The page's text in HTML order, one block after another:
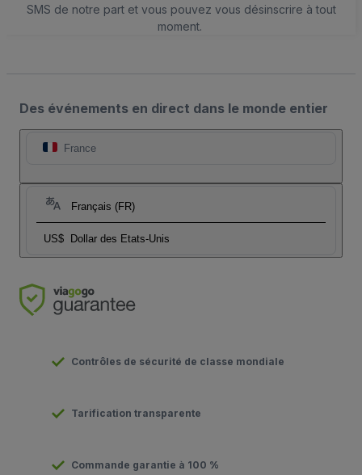
SMS de notre part et vous pouvez vous désinscrire à tout
moment.
Des événements en direct dans le monde entier
France
Français (FR)
US$ Dollar des Etats-Unis
Contrôles de sécurité de classe mondiale
Tarification transparente
Commande garantie à 100 %